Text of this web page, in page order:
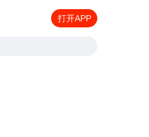
打开APP